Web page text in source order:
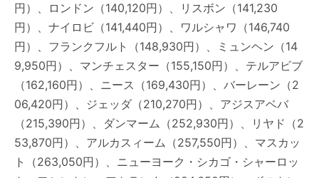
円）、ロンドン（140,120円）、リスボン（141,230
円）、ナイロビ（141,440円）、ワルシャワ（146,740
円）、フランクフルト（148,930円）、ミュンヘン（14
9,950円）、マンチェスター（155,150円）、テルアビブ
（162,160円）、ニース（169,430円）、バーレーン（2
06,420円）、ジェッダ（210,270円）、アジスアベバ
（215,390円）、ダンマーム（252,930円）、リヤド（2
53,870円）、アルカスィーム（257,550円）、マスカッ
ト（263,050円）、ニューヨーク・シカゴ・シャーロッ